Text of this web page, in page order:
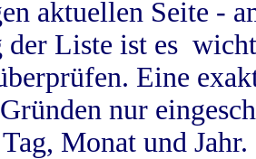
aktuellen Seite -
der Liste ist es
Eine
nur
Monat und Jahr.